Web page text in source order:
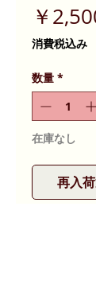
￥
消費税込み
数量 *
在庫なし
再入